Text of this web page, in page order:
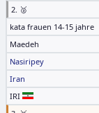
2. 🥈
kata frauen 14-15 jahre
Maedeh
Nasiripey
Iran
IRI